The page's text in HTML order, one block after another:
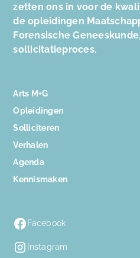
zetten ons in voor de
de opleidingen
Forensische
sollicitatieproces.
Arts M+G
Opleidingen
Solliciteren
Verhalen
Agenda
Kennismaken
Facebook
Instagram